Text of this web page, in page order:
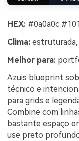
HEX: #0a0a0c
Clima:
Melhor para:
Azuis blueprint
técnico e
para grids e
Combine com
bastante espaço
use preto